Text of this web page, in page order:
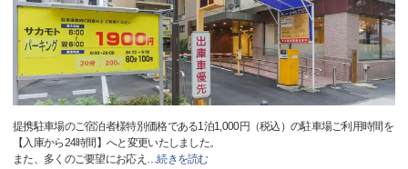
提携駐車場のご宿泊者様特別価格である1泊1,000円（税込）の駐車場ご利用時間を
【入庫から24時間】へと変更いたしました。
また、多くのご要望にお応え
…続きを読む